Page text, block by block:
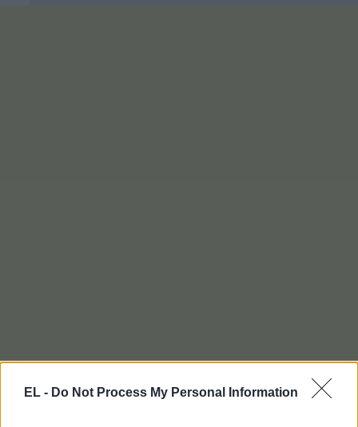
EL - Do Not Process My Personal Information